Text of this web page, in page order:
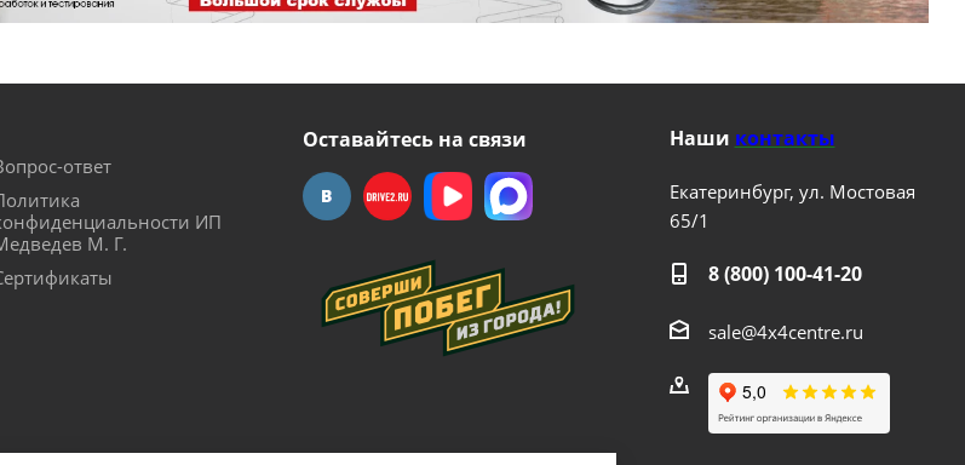
ответ
ИП
М. Г.
Оставайтесь на связи Наши контакты
Екатеринбург, ул. Мостовая
65/1
8 (800) 100-41-20
sale@4x4centre.ru